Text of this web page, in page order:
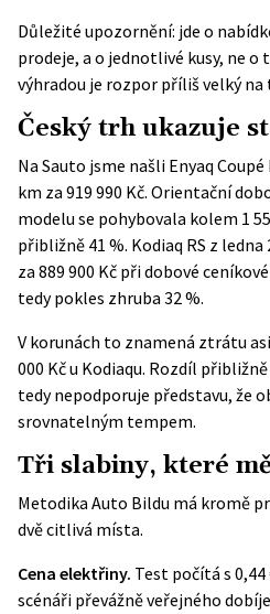
Důležité upozornění: jde o
prodeje, a o jednotlivé kusy, ne
výhradou je rozpor příliš velký
Český trh ukazuje
Na Sauto jsme našli Enyaq Coupé
km za 919 990 Kč. Orientační
modelu se pohybovala kolem 1
přibližně 41 %. Kodiaq RS z ledna
za 889 900 Kč při dobové
tedy pokles zhruba 32 %.
V korunách to znamená ztrátu asi
000 Kč u Kodiaqu. Rozdíl
tedy nepodporuje představu, že
srovnatelným tempem.
Tři slabiny, které
Metodika Auto Bildu má kromě
dvě citlivá místa.
Cena elektřiny. Test počítá s 0,44
scénáři převážně veřejného